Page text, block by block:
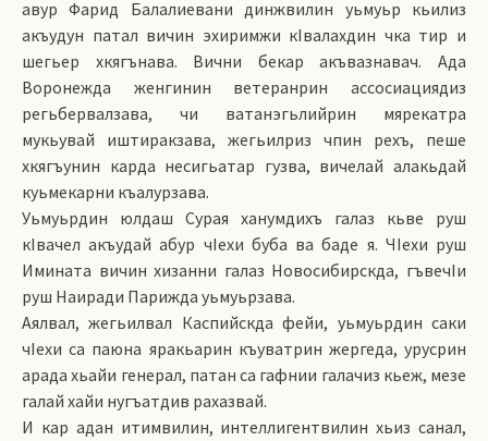
авур Фарид Балалиевани динжвилин уьмуьр кьилиз
акъудун патал вичин эхиримжи кIвалахдин чка тир и
шегьер хкягънава. Вични бекар акъвазнавач. Ада
Воронежда женгинин ветеранрин ассосиациядиз
регьбервалзава, чи ватанэгьлийрин мярекатра
мукьувай иштиракзава, жегьилриз чпин рехъ, пеше
хкягъунин карда несигьатар гузва, вичелай алакьдай
куьмекарни къалурзава.
Уьмуьрдин юлдаш Сурая ханумдихъ галаз кьве руш
кIвачел акъудай абур чIехи буба ва баде я. ЧIехи руш
Имината вичин хизанни галаз Новосибирскда, гъвечIи
руш Наиради Парижда уьмуьр­зава.
Аялвал, жегьилвал Каспийскда фейи, уьмуьрдин саки
чIехи са паюна яракьарин къуватрин жергеда, урусрин
арада хьайи генерал, патан са гафнии галачиз кьеж, мезе
галай хайи нугъатдив рахазвай.
И кар адан итимвилин, интеллигентвилин хьиз санал,